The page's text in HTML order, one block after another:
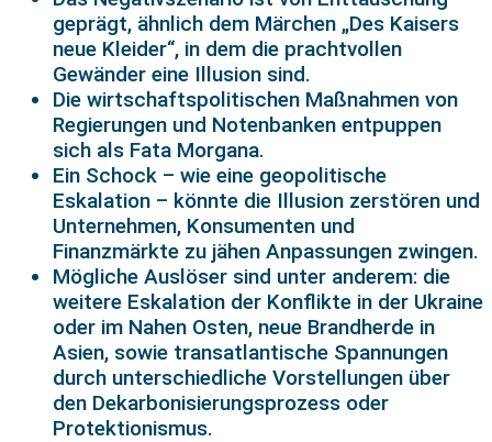
geprägt, ähnlich dem Märchen „Des Kaisers
neue Kleider“, in dem die prachtvollen
Gewänder eine Illusion sind.
Die wirtschaftspolitischen Maßnahmen von
Regierungen und Notenbanken entpuppen
sich als Fata Morgana.
Ein Schock – wie eine geopolitische
Eskalation – könnte die Illusion zerstören und
Unternehmen, Konsumenten und
Finanzmärkte zu jähen Anpassungen zwingen.
Mögliche Auslöser sind unter anderem: die
weitere Eskalation der Konflikte in der Ukraine
oder im Nahen Osten, neue Brandherde in
Asien, sowie transatlantische Spannungen
durch unterschiedliche Vorstellungen über
den Dekarbonisierungsprozess oder
Protektionismus.